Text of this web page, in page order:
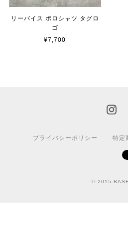
リーバイス ポロシャツ タグロ
ゴ
¥7,700
プライバシーポリシー 特定
© 2015